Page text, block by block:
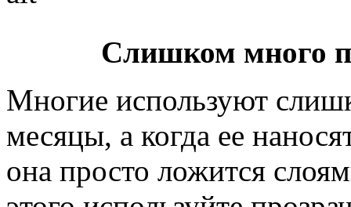
Слишком много
Многие используют
месяцы, а когда ее
она просто ложится